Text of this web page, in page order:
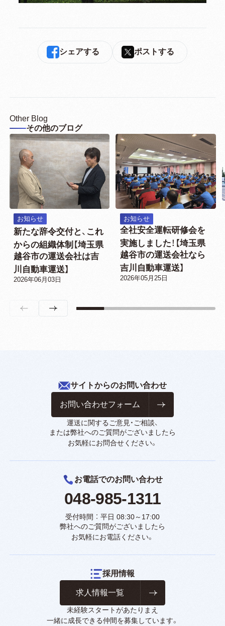
シェアする ポストする
その他のブログ
Other Blog
お知らせ
新たな辞令交付と、これ
からの組織体制【埼玉県
越谷市の運送会社は吉
川自動車運送】
2026年06月03日
お知らせ
全社安全運転研修会を
実施しました！【埼玉県
越谷市の運送会社なら
吉川自動車運送】
2026年05月25日
サイトからのお問い合わせ
お問い合わせフォーム
運送に関するご意見・ご相談、
または弊社へのご質問がございましたら
お気軽にお問合せください。
お電話でのお問い合わせ
048-985-1311
受付時間 ： 平日 08:30～17:00
弊社へのご質問がございましたら
お気軽にお電話ください。
採用情報
求人情報一覧
未経験スタートがあたりまえ
一緒に成長できる仲間を募集しています。